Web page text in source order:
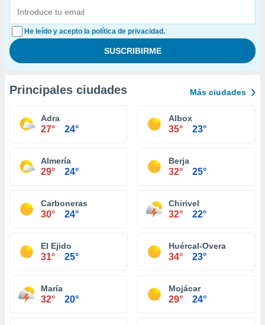
He leído y acepto la política de privacidad.
Principales ciudades Más ciudades
Adra
27° 24°
Albox
35° 23°
Almería
29° 24°
Berja
32° 25°
Carboneras
30° 24°
Chirivel
32° 22°
El Ejido
31° 25°
Huércal-Overa
34° 23°
María
32° 20°
Mojácar
29° 24°